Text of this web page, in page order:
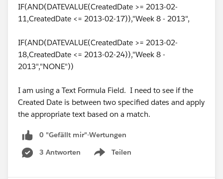
IF(AND(DATEVALUE(CreatedDate >= 2013-02-
11,CreatedDate <= 2013-02-17)),"Week 8 - 2013",
IF(AND(DATEVALUE(CreatedDate >= 2013-02-
18,CreatedDate <= 2013-02-24)),"Week 8 -
2013","NONE"))
I am using a Text Formula Field. I need to see if the
Created Date is between two specified dates and apply
the appropriate text based on a match.
0 "Gefällt mir"-Wertungen
3 Antworten
Teilen
Show menu